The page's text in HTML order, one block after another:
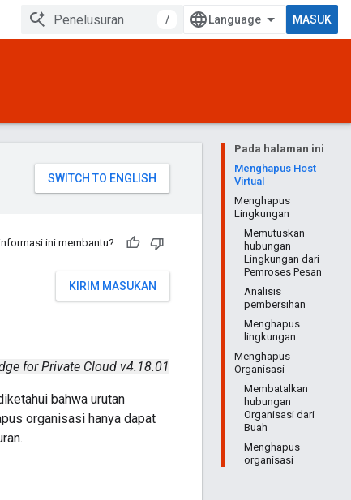
/ MASUK
Pada halaman ini
Menghapus Host
Virtual
Menghapus
Lingkungan
Memutuskan
hubungan
Lingkungan dari
Pemroses Pesan
Analisis
pembersihan
Menghapus
lingkungan
Menghapus
Organisasi
Membatalkan
hubungan
Organisasi dari
Buah
Menghapus
organisasi
ini membantu?
KIRIM MASUKAN
for Private Cloud v4.18.01
bahwa urutan
organisasi hanya dapat